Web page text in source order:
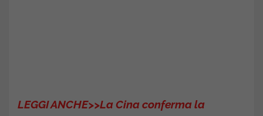
LEGGI ANCHE>>La Cina conferma la